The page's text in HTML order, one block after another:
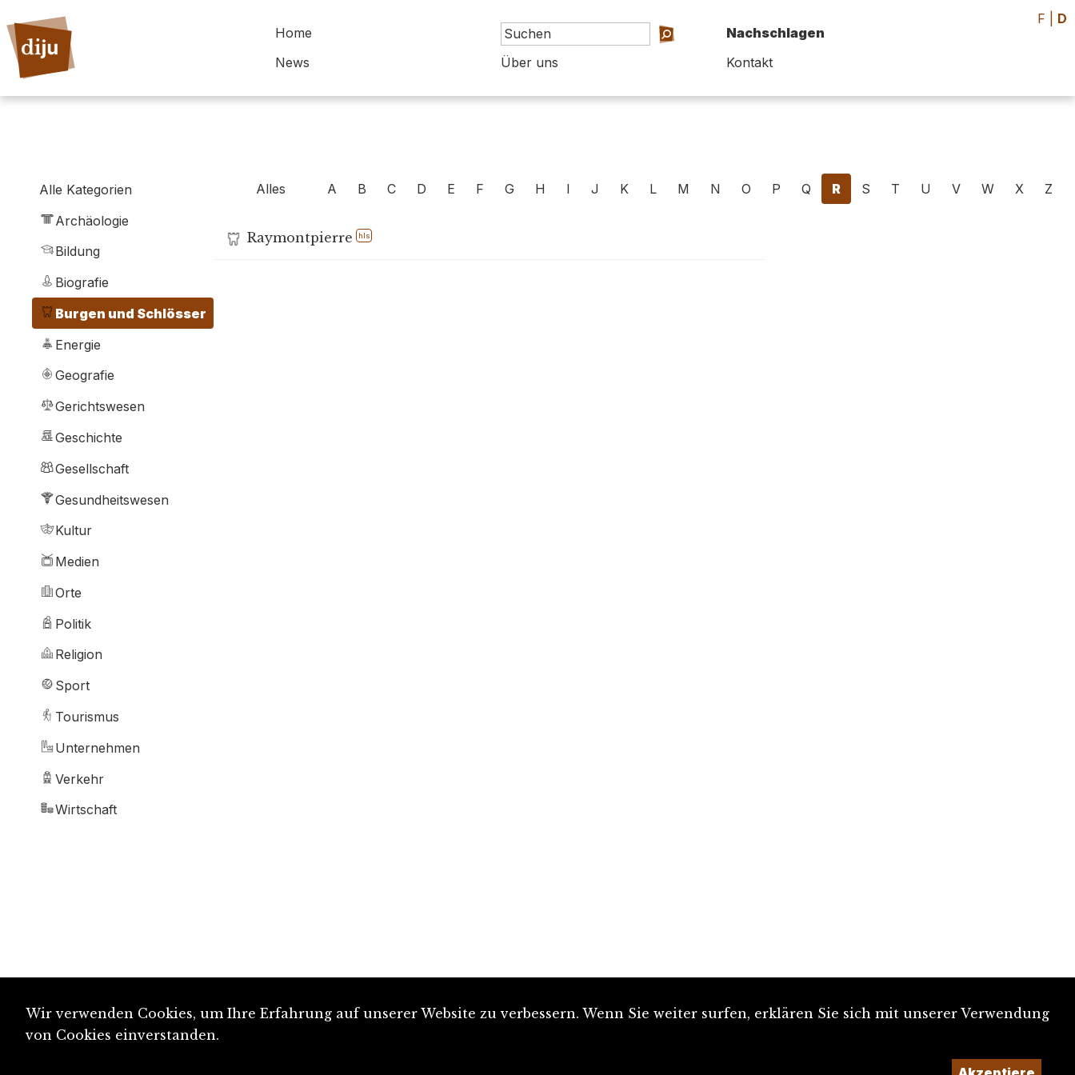
Home
Nachschlagen
News
Über uns Kontakt
F D
Alle Kategorien
Archäologie
Bildung
Biografie
Burgen und Schlösser
Energie
Geografie
Gerichtswesen
Geschichte
Gesellschaft
Gesundheitswesen
Kultur
Medien
Orte
Politik
Religion
Sport
Tourismus
Unternehmen
Verkehr
Wirtschaft
Alles A B C D E F G H I J K L M N O P Q R S T U V W X Z
Raymontpierre hls
Wir verwenden Cookies, um Ihre Erfahrung auf unserer Website zu verbessern. Wenn Sie weiter surfen, erklären Sie sich mit unserer Verwendung
von Cookies einverstanden.